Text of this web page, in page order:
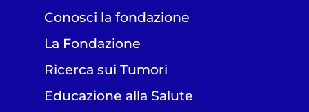
Conosci la fondazione
La Fondazione
Ricerca sui Tumori
Educazione alla Salute